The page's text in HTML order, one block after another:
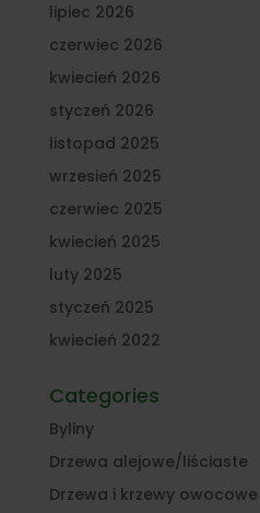
lipiec 2026
czerwiec 2026
kwiecień 2026
styczeń 2026
listopad 2025
wrzesień 2025
czerwiec 2025
kwiecień 2025
luty 2025
styczeń 2025
kwiecień 2022
Categories
Byliny
Drzewa alejowe/liściaste
Drzewa i krzewy owocowe